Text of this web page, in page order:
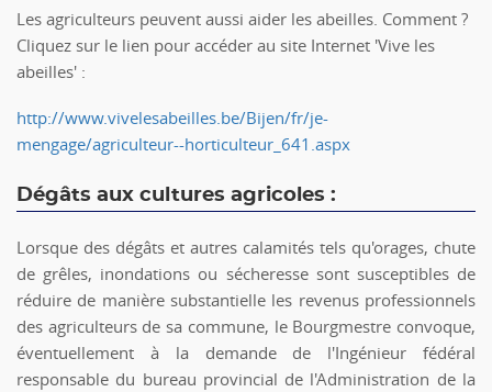
Les agriculteurs peuvent aussi aider les abeilles. Comment ?
Cliquez sur le lien pour accéder au site Internet 'Vive les
abeilles' :
http://www.vivelesabeilles.be/Bijen/fr/je-
mengage/agriculteur--horticulteur_641.aspx
Dégâts aux cultures agricoles :
Lorsque des dégâts et autres calamités tels qu'orages, chute
de grêles, inondations ou sécheresse sont susceptibles de
réduire de manière substantielle les revenus professionnels
des agriculteurs de sa commune, le Bourgmestre convoque,
éventuellement à la demande de l'Ingénieur fédéral
responsable du bureau provincial de l'Administration de la